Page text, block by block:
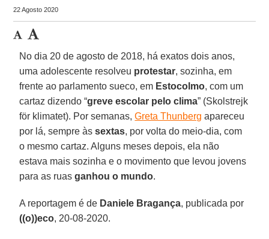
22 Agosto 2020
No dia 20 de agosto de 2018, há exatos dois anos,
uma adolescente resolveu protestar, sozinha, em
frente ao parlamento sueco, em Estocolmo, com um
cartaz dizendo “greve escolar pelo clima” (Skolstrejk
för klimatet). Por semanas,Greta Thunberg apareceu
por lá, sempre àssextas, por volta do meio-dia, com
o mesmo cartaz. Alguns meses depois, ela não
estava mais sozinha e o movimento que levou jovens
para as ruas ganhou o mundo.
A reportagem é de Daniele Bragança, publicada por
((o))eco, 20-08-2020.